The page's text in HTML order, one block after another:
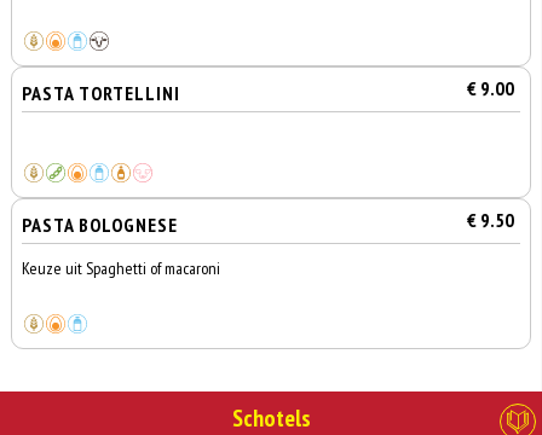
PASTA TORTELLINI € 9.00
PASTA BOLOGNESE € 9.50
Keuze uit Spaghetti of macaroni
Schotels